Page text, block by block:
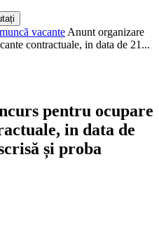
vacante Anunt organizare
contractuale, in data de 21...
pentru ocupare
in data de
și proba